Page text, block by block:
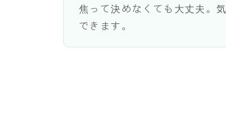
焦って決めなくても大丈夫。
できます。